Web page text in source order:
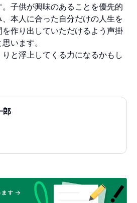
子供が興味のあることを優先的
本人に合った自分だけの人生を
作り出していただけるよう声掛
います。
と浮上してくる力になるかもし
郎